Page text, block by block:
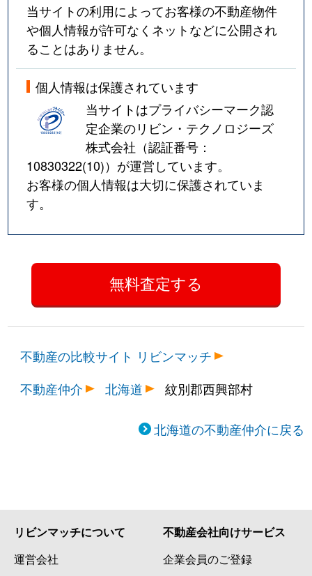
当サイトの利用によってお客様の不動産物件
や個人情報が許可なくネットなどに公開され
ることはありません。
個人情報は保護されています
当サイトはプライバシーマーク認
定企業のリビン・テクノロジーズ
株式会社（認証番号：
10830322(10)）が運営しています。
お客様の個人情報は大切に保護されていま
す。
不動産の比較サイト リビンマッチ
不動産仲介
北海道 紋別郡西興部村
北海道の不動産仲介に戻る
リビンマッチについて
運営会社
不動産会社向けサービス
企業会員のご登録